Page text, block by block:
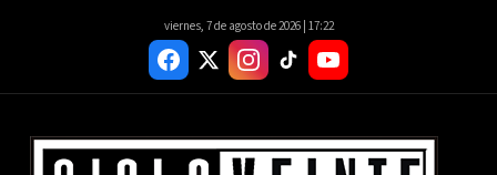
viernes, 7 de agosto de 2026 | 17:22